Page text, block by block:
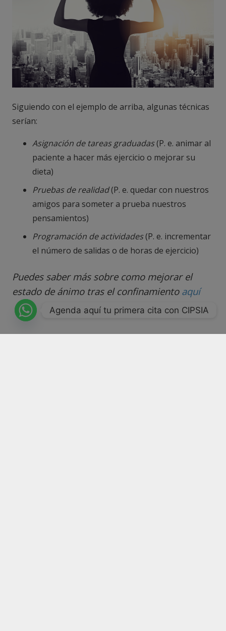
Siguiendo con el ejemplo de arriba, algunas técnicas
serían:
Asignación de tareas graduadas(P. e. animar al
paciente a hacer más ejercicio o mejorar su
dieta)
Pruebas de realidad(P. e. quedar con nuestros
amigos para someter a prueba nuestros
pensamientos)
Programación de actividades(P. e. incrementar
el número de salidas o de horas de ejercicio)
Puedes saber más sobre como mejorar el
estado de ánimo tras el confinamiento aquí
Agenda aquí tu primera cita con CIPSIA